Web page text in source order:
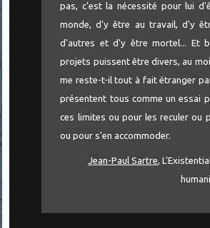
pas, c'est la nécessité pour lui
monde, d'y être au travail, d'y
d'autres et d'y être mortel... Et
projets puissent être divers, au
me reste-t-il tout à fait étranger
présentent tous comme un essai
ces limites ou pour les reculer ou
ou pour s'en accommoder.
Jean-Paul Sartre,